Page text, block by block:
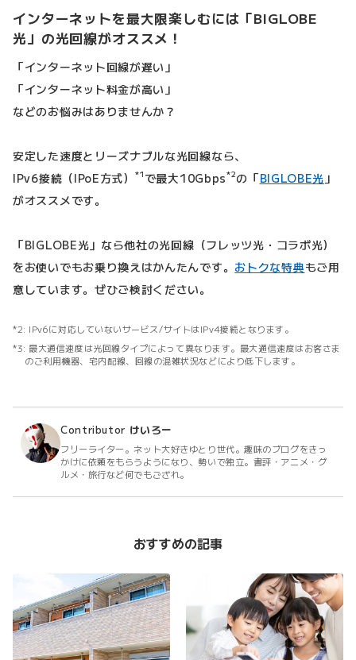
インターネットを最大限楽しむには「BIGLOBE
光」の光回線がオススメ！
「インターネット回線が遅い」
「インターネット料金が高い」
などのお悩みはありませんか？
安定した速度とリーズナブルな光回線なら、
IPv6接続（IPoE方式）
*1 で最大10Gbps*2の「BIGLOBE光 」
がオススメです。
「BIGLOBE光」なら他社の光回線（フレッツ光・コラボ光）
をお使いでもお乗り換えはかんたんです。おトクな特典もご用
意しています。ぜひご検討ください。
IPv6に対応していないサービス/サイトはIPv4接続となります。
最大通信速度は光回線タイプによって異なります。最大通信速度はお客さま
のご利用機器、宅内配線、回線の混雑状況などにより低下します。
Contributor けいろー
フリーライター。ネット大好きゆとり世代。趣味のブログをきっ
かけに依頼をもらうようになり、勢いで独立。書評・アニメ・グ
ルメ・旅行など何でもござれ。
おすすめの記事